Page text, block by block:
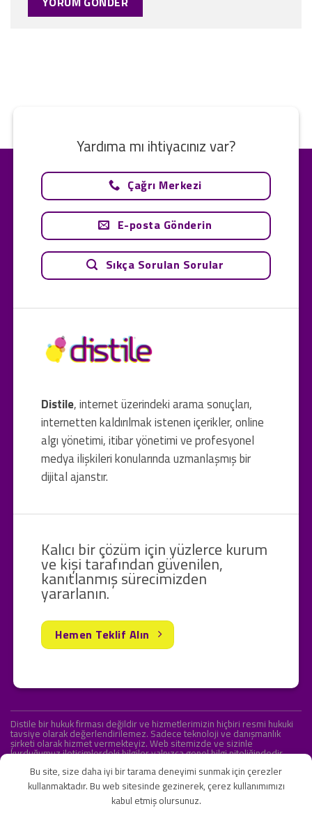
Distile, internet üzerindeki arama sonuçları,
internetten kaldırılmak istenen içerikler, online
algı yönetimi, itibar yönetimi ve profesyonel
medya ilişkileri konularında uzmanlaşmış bir
dijital ajanstır.
Yardıma mı ihtiyacınız var?
Çağrı Merkezi
E-posta Gönderin
Sıkça Sorulan Sorular
Kalıcı bir çözüm için yüzlerce kurum
ve kişi tarafından güvenilen,
kanıtlanmış sürecimizden
yararlanın.
Hemen Teklif Alın
Distile bir hukuk firması değildir ve hizmetlerimizin hiçbiri resmi hukuki
tavsiye olarak değerlendirilemez. Sadece teknoloji ve danışmanlık
şirketi olarak hizmet vermekteyiz. Web sitemizde ve sizinle
kurduğumuz iletişimlerdeki bilgiler yalnızca genel bilgi niteliğindedir.
Bu site, size daha iyi bir tarama deneyimi sunmak için çerezler
kullanmaktadır. Bu web sitesinde gezinerek, çerez kullanımımızı
kabul etmiş olursunuz.